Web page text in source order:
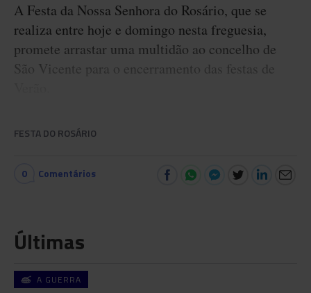
A Festa da Nossa Senhora do Rosário, que se
realiza entre hoje e domingo nesta freguesia,
promete arrastar uma multidão ao concelho de
São Vicente para o encerramento das festas de
FESTA DO ROSÁRIO
0 Comentários
Últimas
A GUERRA